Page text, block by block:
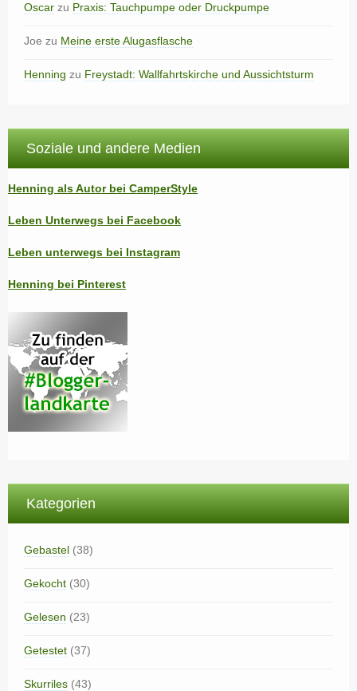
Oscar zu Praxis: Tauchpumpe oder Druckpumpe
Joe zu Meine erste Alugasflasche
Henning zu Freystadt: Wallfahrtskirche und Aussichtsturm
Soziale und andere Medien
Henning als Autor bei CamperStyle
Leben Unterwegs bei Facebook
Leben unterwegs bei Instagram
Henning bei Pinterest
Kategorien
Gebastel (38)
Gekocht (30)
Gelesen (23)
Getestet (37)
Skurriles (43)